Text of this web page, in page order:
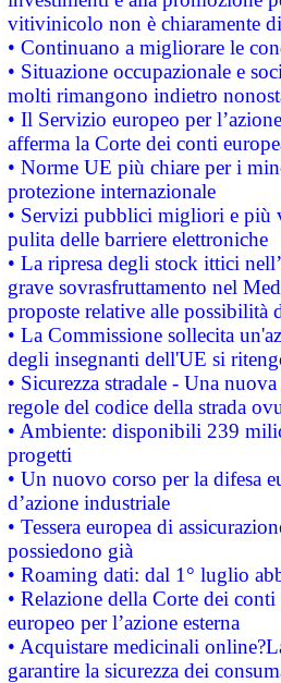
vitivinicolo non è chiaramente
• Continuano a migliorare le
• Situazione occupazionale e
molti rimangono indietro
• Il Servizio europeo per
afferma la Corte dei conti
• Norme UE più chiare per i
protezione internazionale
• Servizi pubblici migliori e più
pulita delle barriere elettroniche
• La ripresa degli stock ittici
grave sovrasfruttamento nel
proposte relative alle possibilità
• La Commissione sollecita
degli insegnanti dell'UE si
• Sicurezza stradale - Una
regole del codice della strada
• Ambiente: disponibili 239
progetti
• Un nuovo corso per la difesa
d’azione industriale
• Tessera europea di
possiedono già
• Roaming dati: dal 1° luglio
• Relazione della Corte dei
europeo per l’azione esterna
• Acquistare medicinali
garantire la sicurezza dei